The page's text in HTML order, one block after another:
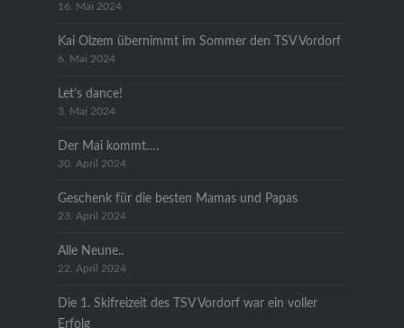
16. Mai 2024
Kai Olzem übernimmt im Sommer den TSV Vordorf
6. Mai 2024
Let’s dance!
3. Mai 2024
Der Mai kommt….
30. April 2024
Geschenk für die besten Mamas und Papas
23. April 2024
Alle Neune..
22. April 2024
Die 1. Skifreizeit des TSV Vordorf war ein voller
Erfolg